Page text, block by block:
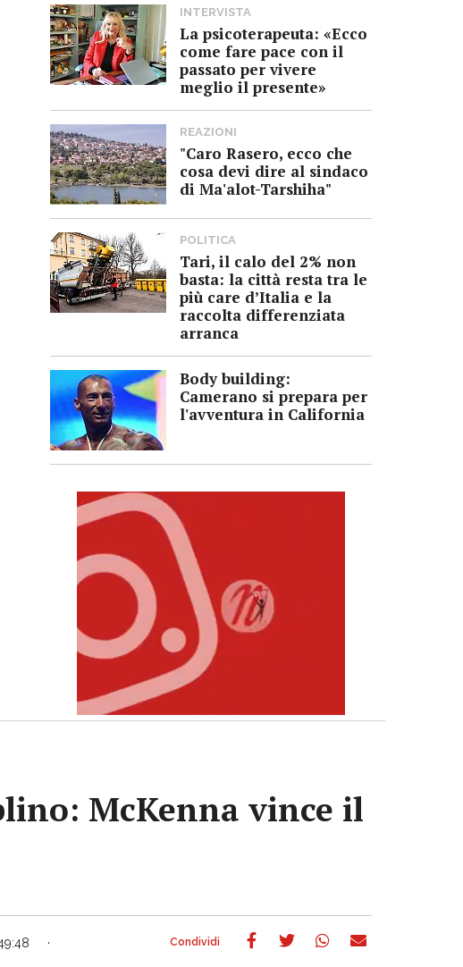
INTERVISTA
La psicoterapeuta: «Ecco
come fare pace con il
passato per vivere
meglio il presente»
REAZIONI
"Caro Rasero, ecco che
cosa devi dire al sindaco
di Ma'alot-Tarshiha"
POLITICA
Tari, il calo del 2% non
basta: la città resta tra le
più care d’Italia e la
raccolta differenziata
arranca
Body building:
Camerano si prepara per
l'avventura in California
McKenna vince il